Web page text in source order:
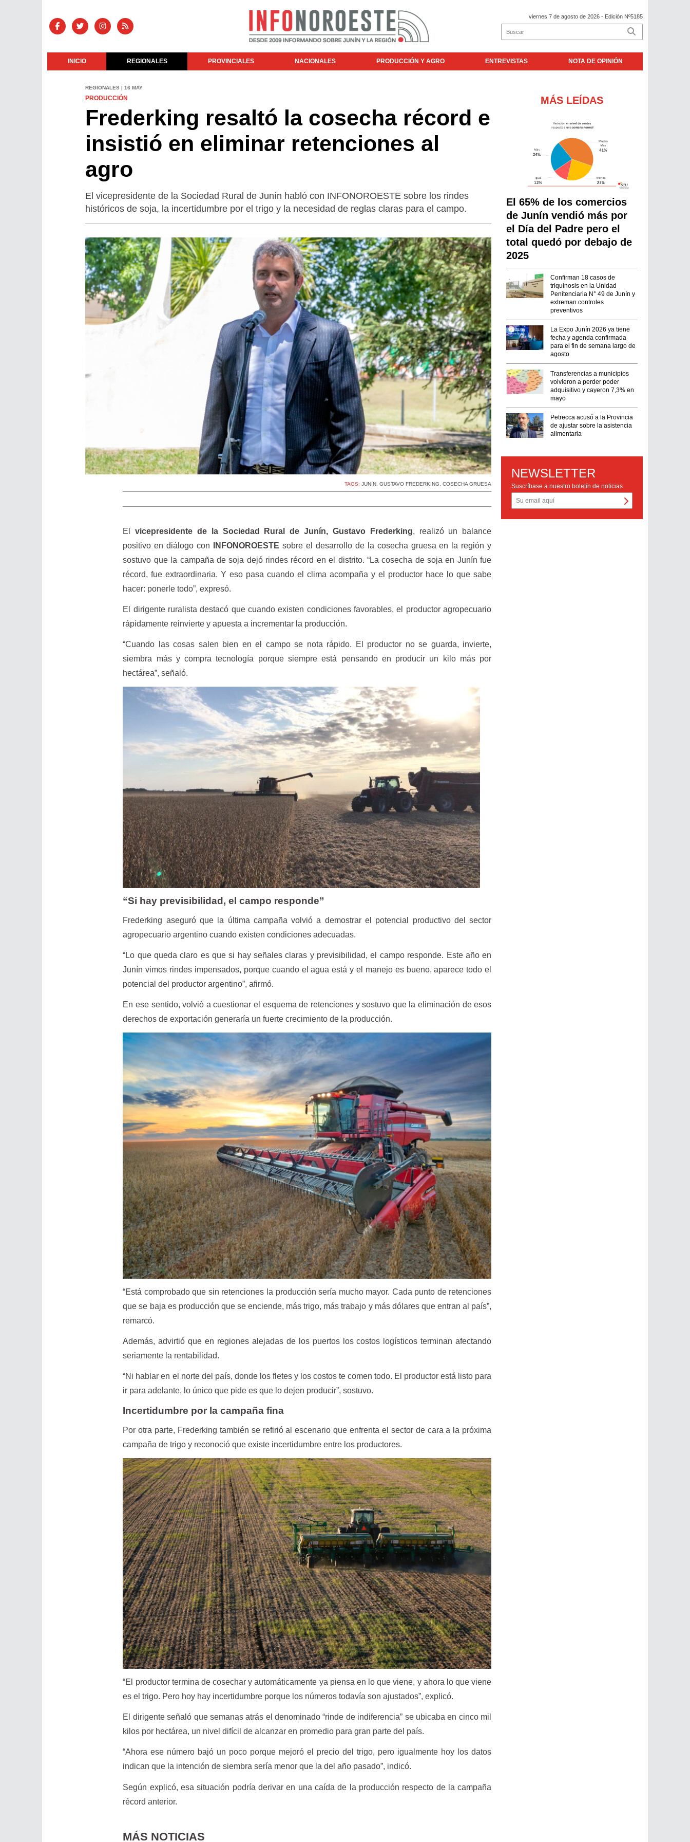
viernes 7 de agosto de 2026 - Edición Nº5185
INICIO REGIONALES PROVINCIALES NACIONALES PRODUCCIÓN Y AGRO ENTREVISTAS NOTA DE OPINIÓN
REGIONALES | 16 MAY
PRODUCCIÓN
Frederking resaltó la cosecha récord e
insistió en eliminar retenciones al
agro
El vicepresidente de la Sociedad Rural de Junín habló con INFONOROESTE sobre los rindes
históricos de soja, la incertidumbre por el trigo y la necesidad de reglas claras para el campo.
TAGS:JUNíN ,GUSTAVO FREDERKING ,COSECHA GRUESA
Elvicepresidente de la Sociedad Rural de Junín, Gustavo Frederking, realizó un balance
positivo en diálogo con
INFONOROESTE sobre el desarrollo de la cosecha gruesa en la región y
sostuvo que la campaña de soja dejó rindes récord en el distrito. “La cosecha de soja en Junín fue
récord, fue extraordinaria. Y eso pasa cuando el clima acompaña y el productor hace lo que sabe
hacer: ponerle todo”, expresó.
El dirigente ruralista destacó que cuando existen condiciones favorables, el productor agropecuario
rápidamente reinvierte y apuesta a incrementar la producción.
“Cuando las cosas salen bien en el campo se nota rápido. El productor no se guarda, invierte,
siembra más y compra tecnología porque siempre está pensando en producir un kilo más por
hectárea”, señaló.
“Si hay previsibilidad, el campo responde”
Frederking aseguró que la última campaña volvió a demostrar el potencial productivo del sector
agropecuario argentino cuando existen condiciones adecuadas.
“Lo que queda claro es que si hay señales claras y previsibilidad, el campo responde. Este año en
Junín vimos rindes impensados, porque cuando el agua está y el manejo es bueno, aparece todo el
potencial del productor argentino”, afirmó.
En ese sentido, volvió a cuestionar el esquema de retenciones y sostuvo que la eliminación de esos
derechos de exportación generaría un fuerte crecimiento de la producción.
“Está comprobado que sin retenciones la producción sería mucho mayor. Cada punto de retenciones
que se baja es producción que se enciende, más trigo, más trabajo y más dólares que entran al país”,
remarcó.
Además, advirtió que en regiones alejadas de los puertos los costos logísticos terminan afectando
seriamente la rentabilidad.
“Ni hablar en el norte del país, donde los fletes y los costos te comen todo. El productor está listo para
ir para adelante, lo único que pide es que lo dejen producir”, sostuvo.
Incertidumbre por la campaña fina
Por otra parte, Frederking también se refirió al escenario que enfrenta el sector de cara a la próxima
campaña de trigo y reconoció que existe incertidumbre entre los productores.
“El productor termina de cosechar y automáticamente ya piensa en lo que viene, y ahora lo que viene
es el trigo. Pero hoy hay incertidumbre porque los números todavía son ajustados”, explicó.
El dirigente señaló que semanas atrás el denominado “rinde de indiferencia” se ubicaba en cinco mil
kilos por hectárea, un nivel difícil de alcanzar en promedio para gran parte del país.
“Ahora ese número bajó un poco porque mejoró el precio del trigo, pero igualmente hoy los datos
indican que la intención de siembra sería menor que la del año pasado”, indicó.
Según explicó, esa situación podría derivar en una caída de la producción respecto de la campaña
récord anterior.
MÁS NOTICIAS
MÁS LEÍDAS
El 65% de los comercios
de Junín vendió más por
el Día del Padre pero el
total quedó por debajo de
2025
Confirman 18 casos de
triquinosis en la Unidad
Penitenciaria N° 49 de Junín y
extreman controles
preventivos
La Expo Junín 2026 ya tiene
fecha y agenda confirmada
para el fin de semana largo de
agosto
Transferencias a municipios
volvieron a perder poder
adquisitivo y cayeron 7,3% en
mayo
Petrecca acusó a la Provincia
de ajustar sobre la asistencia
alimentaria
NEWSLETTER
Suscríbase a nuestro boletín de noticias